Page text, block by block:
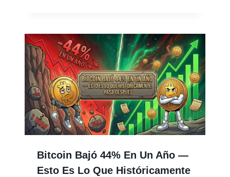
Bitcoin Bajó 44% En Un Año —
Esto Es Lo Que Históricamente